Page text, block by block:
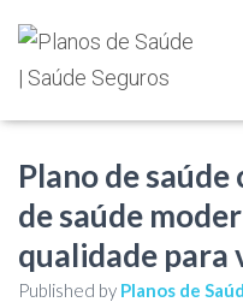
Plano de
de saúde
qualidade para
Published by Planos de